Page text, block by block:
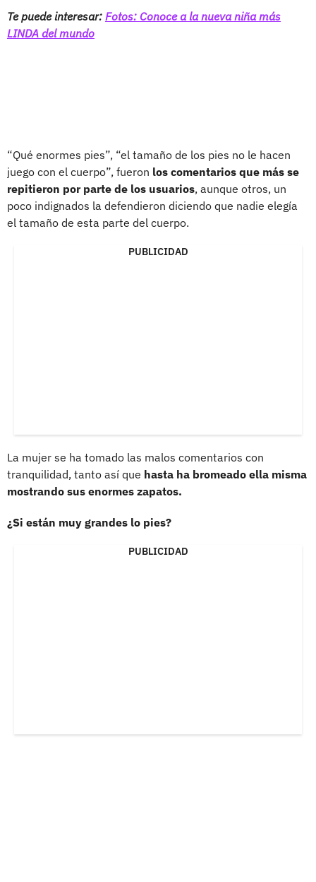
Te puede interesar: Fotos: Conoce a la nueva niña más
LINDA del mundo
“Qué enormes pies”, “el tamaño de los pies no le hacen
juego con el cuerpo”, fueron los comentarios que más se
repitieron por parte de los usuarios, aunque otros, un
poco indignados la defendieron diciendo que nadie elegía
el tamaño de esta parte del cuerpo.
PUBLICIDAD
La mujer se ha tomado las malos comentarios con
tranquilidad, tanto así que hasta ha bromeado ella misma
mostrando sus enormes zapatos.
¿Si están muy grandes lo pies?
PUBLICIDAD